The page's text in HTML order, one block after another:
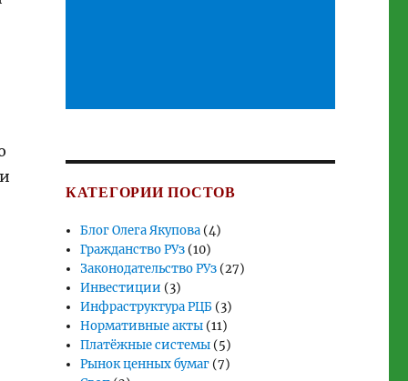
КАТЕГОРИИ ПОСТОВ
Блог Олега Якупова (4)
Гражданство РУз (10)
Законодательство РУз (27)
Инвестиции (3)
Инфраструктура РЦБ (3)
Нормативные акты (11)
Платёжные системы (5)
Рынок ценных бумаг (7)